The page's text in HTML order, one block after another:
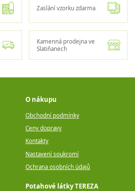
Zaslání vzorku zdarma
Kamenná prodejna ve
Slatiňanech
Potahové látky TEREZA
O nákupu
Obchodní podmínky
Ceny dopravy
Kontakty
Nastavení soukromí
Ochrana osobních údajů